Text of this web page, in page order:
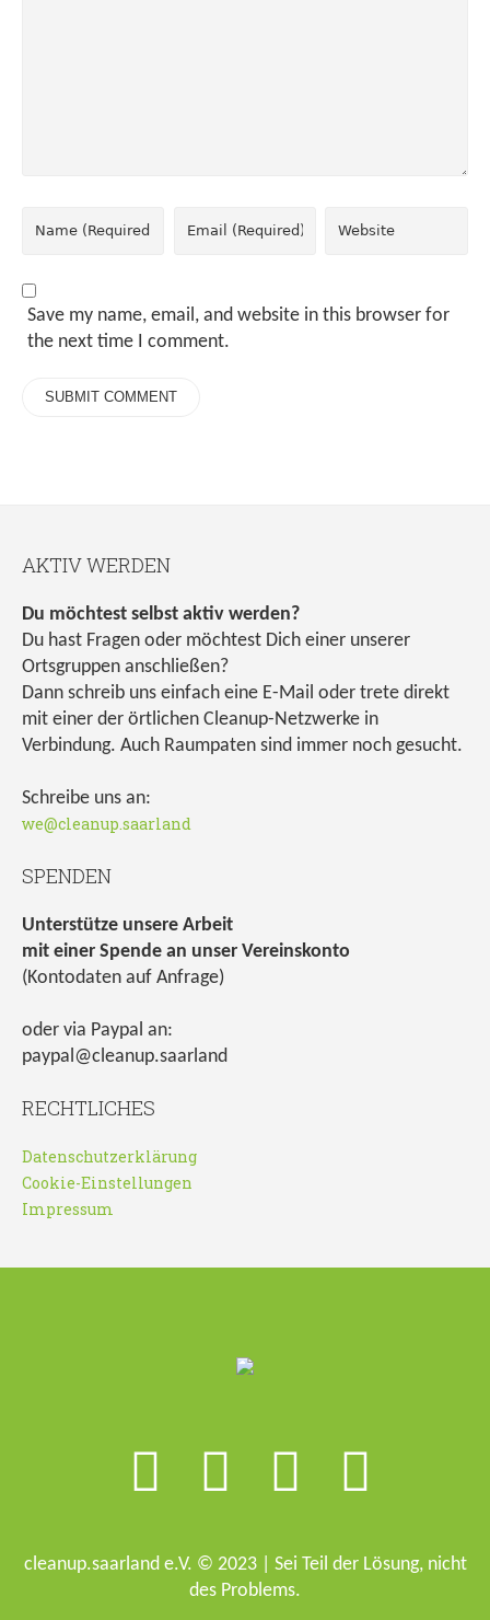
Save my name, email, and website in this browser for
the next time I comment.
AKTIV WERDEN
Du möchtest selbst aktiv werden?
Du hast Fragen oder möchtest Dich einer unserer
Ortsgruppen anschließen?
Dann schreib uns einfach eine E-Mail oder trete direkt
mit einer der örtlichen Cleanup-Netzwerke in
Verbindung. Auch Raumpaten sind immer noch gesucht.
Schreibe uns an:
we@cleanup.saarland
SPENDEN
Unterstütze unsere Arbeit
mit einer Spende an unser Vereinskonto
(Kontodaten auf Anfrage)
oder via Paypal an:
paypal@cleanup.saarland
RECHTLICHES
Datenschutzerklärung
Cookie-Einstellungen
Impressum
cleanup.saarland e.V. © 2023 | Sei Teil der Lösung, nicht
des Problems.